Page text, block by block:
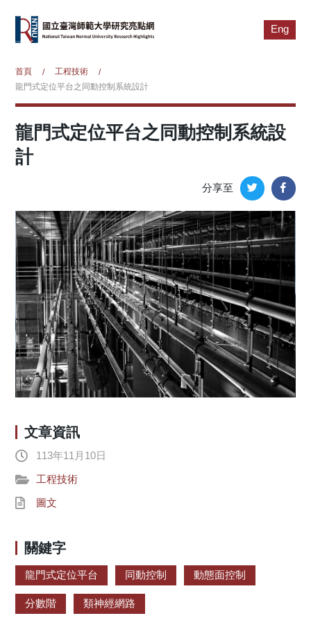
Eng
首頁 / 工程技術
/
龍門式定位平台之同動控制系統設計
龍門式定位平台之同動控制系統設
計
分享至
文章資訊
113年11月10日
工程技術
圖文
關鍵字
龍門式定位平台 同動控制 動態面控制
分數階 類神經網路